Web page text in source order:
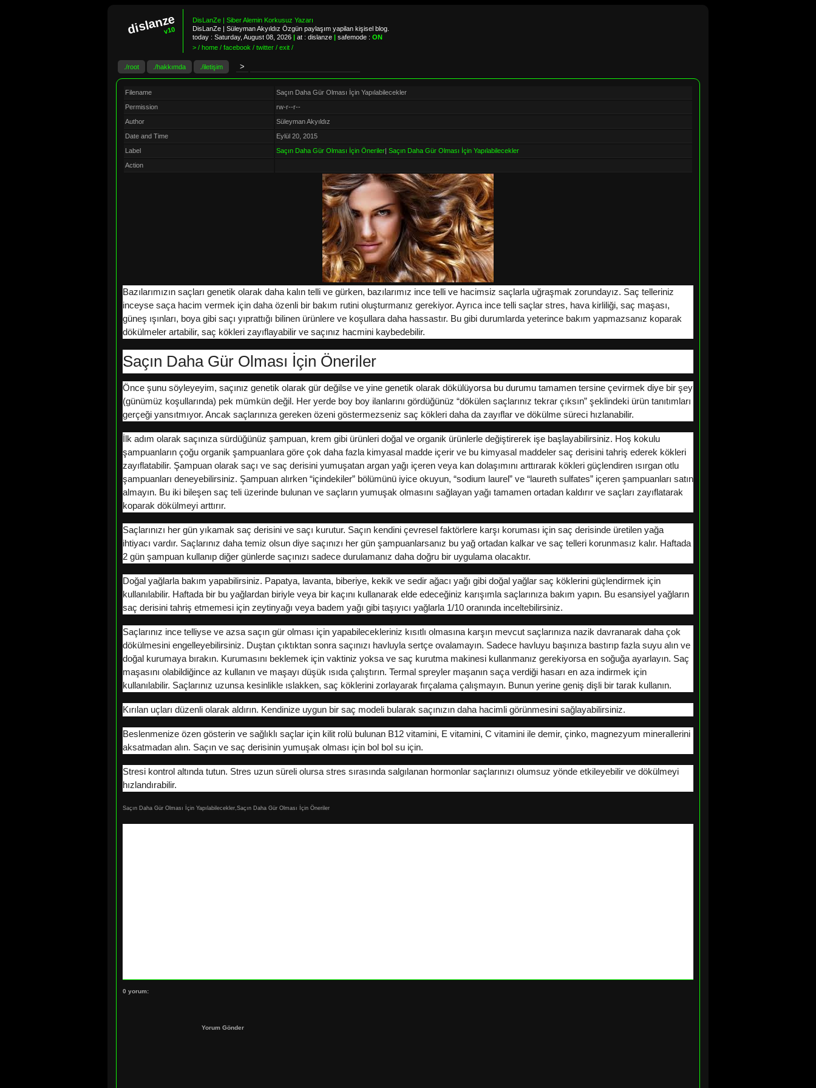
dislanze
v10
DisLanZe | Siber Alemin Korkusuz Yazarı
DisLanZe | Süleyman Akyıldız Özgün paylaşım yapilan kişisel blog.
today : Saturday, August 08, 2026 at : dislanze safemode : ON
> / home / facebook / twitter / exit /
./root ./hakkımda ./iletişim
Filename
Saçın Daha Gür Olması İçin Yapılabilecekler
Permission
rw-r--r--
Author
Süleyman Akyıldız
Date and Time
Eylül 20, 2015
Label
Saçın Daha Gür Olması İçin Öneriler| Saçın Daha Gür Olması İçin Yapılabilecekler
Action
Bazılarımızın saçları genetik olarak daha kalın telli ve gürken, bazılarımız ince telli ve hacimsiz saçlarla uğraşmak zorundayız. Saç telleriniz
inceyse saça hacim vermek için daha özenli bir bakım rutini oluşturmanız gerekiyor. Ayrıca ince telli saçlar stres, hava kirliliği, saç maşası,
güneş ışınları, boya gibi saçı yıprattığı bilinen ürünlere ve koşullara daha hassastır. Bu gibi durumlarda yeterince bakım yapmazsanız koparak
dökülmeler artabilir, saç kökleri zayıflayabilir ve saçınız hacmini kaybedebilir.
Saçın Daha Gür Olması İçin Öneriler
Önce şunu söyleyeyim, saçınız genetik olarak gür değilse ve yine genetik olarak dökülüyorsa bu durumu tamamen tersine çevirmek diye bir şey
(günümüz koşullarında) pek mümkün değil. Her yerde boy boy ilanlarını gördüğünüz “dökülen saçlarınız tekrar çıksın” şeklindeki ürün tanıtımları
gerçeği yansıtmıyor. Ancak saçlarınıza gereken özeni göstermezseniz saç kökleri daha da zayıflar ve dökülme süreci hızlanabilir.
İlk adım olarak saçınıza sürdüğünüz şampuan, krem gibi ürünleri doğal ve organik ürünlerle değiştirerek işe başlayabilirsiniz. Hoş kokulu
şampuanların çoğu organik şampuanlara göre çok daha fazla kimyasal madde içerir ve bu kimyasal maddeler saç derisini tahriş ederek kökleri
zayıflatabilir. Şampuan olarak saçı ve saç derisini yumuşatan argan yağı içeren veya kan dolaşımını arttırarak kökleri güçlendiren ısırgan otlu
şampuanları deneyebilirsiniz. Şampuan alırken “içindekiler” bölümünü iyice okuyun, “sodium laurel” ve “laureth sulfates” içeren şampuanları satın
almayın. Bu iki bileşen saç teli üzerinde bulunan ve saçların yumuşak olmasını sağlayan yağı tamamen ortadan kaldırır ve saçları zayıflatarak
koparak dökülmeyi arttırır.
Saçlarınızı her gün yıkamak saç derisini ve saçı kurutur. Saçın kendini çevresel faktörlere karşı koruması için saç derisinde üretilen yağa
ihtiyacı vardır. Saçlarınız daha temiz olsun diye saçınızı her gün şampuanlarsanız bu yağ ortadan kalkar ve saç telleri korunmasız kalır. Haftada
2 gün şampuan kullanıp diğer günlerde saçınızı sadece durulamanız daha doğru bir uygulama olacaktır.
Doğal yağlarla bakım yapabilirsiniz. Papatya, lavanta, biberiye, kekik ve sedir ağacı yağı gibi doğal yağlar saç köklerini güçlendirmek için
kullanılabilir. Haftada bir bu yağlardan biriyle veya bir kaçını kullanarak elde edeceğiniz karışımla saçlarınıza bakım yapın. Bu esansiyel yağların
saç derisini tahriş etmemesi için zeytinyağı veya badem yağı gibi taşıyıcı yağlarla 1/10 oranında inceltebilirsiniz.
Saçlarınız ince telliyse ve azsa saçın gür olması için yapabilecekleriniz kısıtlı olmasına karşın mevcut saçlarınıza nazik davranarak daha çok
dökülmesini engelleyebilirsiniz. Duştan çıktıktan sonra saçınızı havluyla sertçe ovalamayın. Sadece havluyu başınıza bastırıp fazla suyu alın ve
doğal kurumaya bırakın. Kurumasını beklemek için vaktiniz yoksa ve saç kurutma makinesi kullanmanız gerekiyorsa en soğuğa ayarlayın. Saç
maşasını olabildiğince az kullanın ve maşayı düşük ısıda çalıştırın. Termal spreyler maşanın saça verdiği hasarı en aza indirmek için
kullanılabilir. Saçlarınız uzunsa kesinlikle ıslakken, saç köklerini zorlayarak fırçalama çalışmayın. Bunun yerine geniş dişli bir tarak kullanın.
Kırılan uçları düzenli olarak aldırın. Kendinize uygun bir saç modeli bularak saçınızın daha hacimli görünmesini sağlayabilirsiniz.
Beslenmenize özen gösterin ve sağlıklı saçlar için kilit rolü bulunan B12 vitamini, E vitamini, C vitamini ile demir, çinko, magnezyum minerallerini
aksatmadan alın. Saçın ve saç derisinin yumuşak olması için bol bol su için.
Stresi kontrol altında tutun. Stres uzun süreli olursa stres sırasında salgılanan hormonlar saçlarınızı olumsuz yönde etkileyebilir ve dökülmeyi
hızlandırabilir.
Saçın Daha Gür Olması İçin Yapılabilecekler,Saçın Daha Gür Olması İçin Öneriler
0 yorum:
Yorum Gönder